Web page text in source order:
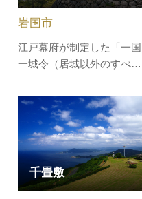
める海に突き出した突堤が
あります。西日本有数の夕
日の名所と言われ…
江戸幕府が制定した「一国
一城令（居城以外のすべて
により取り壊され、現在の
白壁の美しい造りに再建さ
れた天守閣。山頂に立つ城
の展望台から眼下に広がる
錦帯橋や岩国の城下町は絶
景です。晴れた日には瀬戸
岩国市
千畳敷